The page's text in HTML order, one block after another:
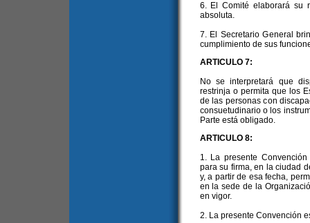
6. El Comité elaborará su
absoluta.
7. El Secretario General
cumplimiento de sus
ARTICULO 7:
No se interpretará que
restrinja o permita que los
de las personas con
consuetudinario o los
Parte está obligado.
ARTICULO 8:
1. La presente
para su firma, en la ciudad
y, a partir de esa fecha,
en la sede de la
en vigor.
2. La presente Convención